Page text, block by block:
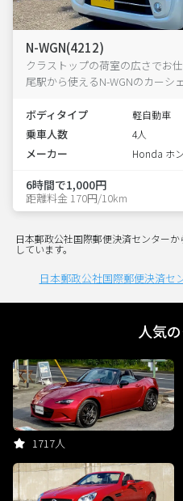
N-WGN(4212)
クラストップの荷室の広さでお
尾駅から使えるN-WGNのカーシ
ボディタイプ 軽自動車
乗車人数 4人
メーカー Honda ホ
6時間で1,000円
距離料金 170円/10km
日本郵政公社国際郵便決済センター
しています。
日本郵政公社国際郵便決済セ
人気
1717人